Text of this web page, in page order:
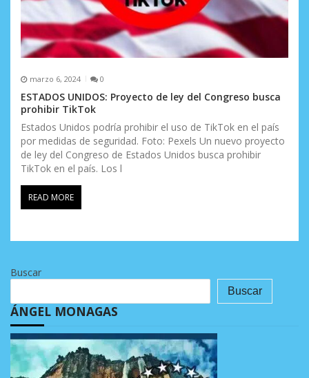
marzo 6, 2024 0
ESTADOS UNIDOS: Proyecto de ley del Congreso busca
prohibir TikTok
Estados Unidos podría prohibir el uso de TikTok en el país
por medidas de seguridad. Foto: Pexels Un nuevo proyecto
de ley del Congreso de Estados Unidos busca prohibir
TikTok en el país. Los l
READ MORE
Buscar
Buscar
ÁNGEL MONAGAS